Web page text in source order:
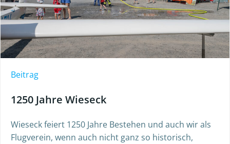
Beitrag
1250 Jahre Wieseck
Wieseck feiert 1250 Jahre Bestehen und auch wir als
Flugverein, wenn auch nicht ganz so historisch,